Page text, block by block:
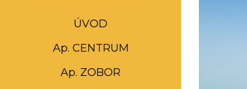
ÚVOD
Ap. CENTRUM
Ap. ZOBOR